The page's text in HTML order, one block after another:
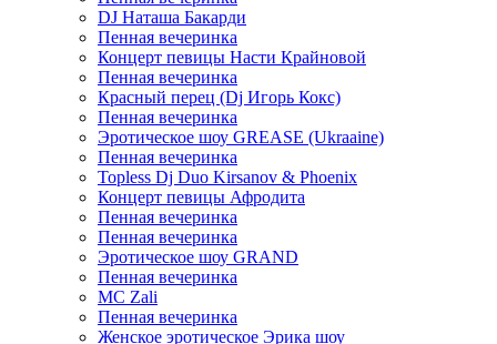
DJ Наташа Бакарди
Пенная вечеринка
Концерт певицы Насти Крайновой
Пенная вечеринка
Красный перец (Dj Игорь Кокс)
Пенная вечеринка
Эротическое шоу GREASE (Ukraaine)
Пенная вечеринка
Topless Dj Duo Kirsanov & Phoenix
Концерт певицы Афродита
Пенная вечеринка
Пенная вечеринка
Эротическое шоу GRAND
Пенная вечеринка
MC Zali
Пенная вечеринка
Женское эротическое Эрика шоу